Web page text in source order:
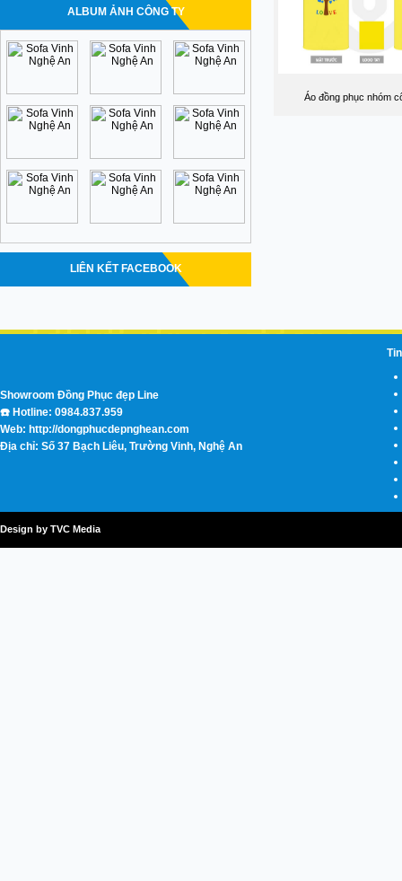
ALBUM ẢNH CÔNG TY
LIÊN KẾT FACEBOOK
Áo đồng phục nhóm
Showroom Đồng Phục đẹp Line
☎️ Hotline: 0984.837.959
Web: http://dongphucdepnghean.com
Địa chỉ: Số 37 Bạch Liêu, Trường Vinh, Nghệ An
Design by TVC Media